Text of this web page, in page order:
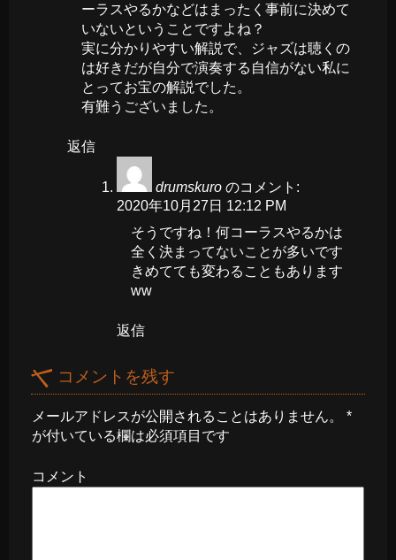
ーラスやるかなどはまったく事前に決めて
いないということですよね？
実に分かりやすい解説で、ジャズは聴くの
は好きだが自分で演奏する自信がない私に
とってお宝の解説でした。
有難うございました。
返信
drumskuro のコメント:
2020年10月27日 12:12 PM
そうですね！何コーラスやるかは
全く決まってないことが多いです
きめてても変わることもあります
ww
返信
コメントを残す
メールアドレスが公開されることはありません。
*
が付いている欄は必須項目です
コメント